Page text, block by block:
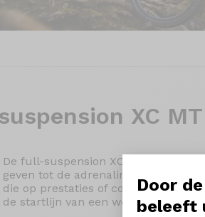
Door
beleeft
XC
De full-suspension XC
geven tot de adrenaline van
die op prestaties of comfort mikt
de startlijn van een wedstrijd of